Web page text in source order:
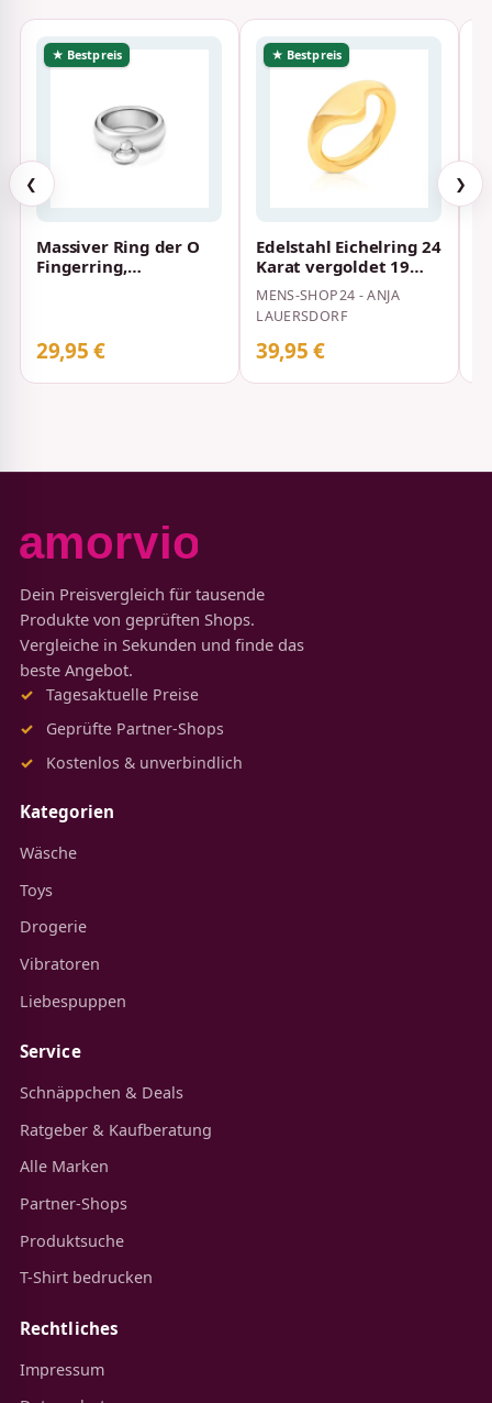
❮
★ Bestpreis
Massiver Ring der O
Fingerring,
29,95 €
★ Bestpreis
Edelstahl Eichelring 24
Karat vergoldet 19
mm
MENS-SHOP24 - ANJA
LAUERSDORF
39,95 €
❯
Dein Preisvergleich für tausende
Produkte von geprüften Shops.
Vergleiche in Sekunden und finde das
beste Angebot.
Tagesaktuelle Preise
Geprüfte Partner-Shops
Kostenlos & unverbindlich
Kategorien
Wäsche
Toys
Drogerie
Vibratoren
Liebespuppen
Service
Schnäppchen & Deals
Ratgeber & Kaufberatung
Alle Marken
Partner-Shops
Produktsuche
T-Shirt bedrucken
Rechtliches
Impressum